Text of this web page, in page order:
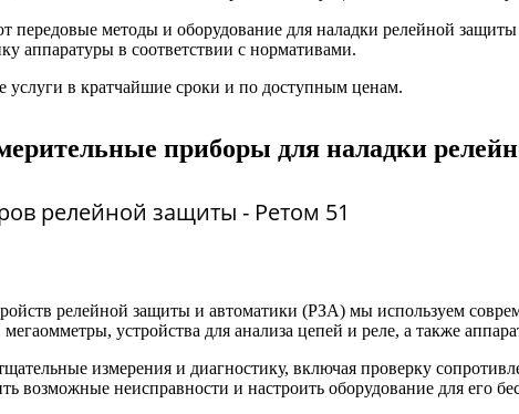
методы и оборудование для наладки релейной
аппаратуры в соответствии с нормативами.
услуги в кратчайшие сроки и по доступным ценам.
приборы для наладки
релейной защиты - Ретом 51
релейной защиты и автоматики (РЗА) мы используем
устройства для анализа цепей и реле, а также
измерения и диагностику, включая проверку
возможные неисправности и настроить оборудование для его